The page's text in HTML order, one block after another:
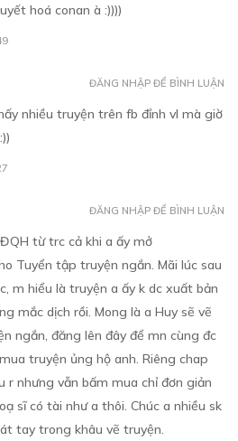
hoá conan à :))))
nhiều truyện trên fb đỉnh vl mà giờ
ĐĂNG NHẬP ĐỂ BÌNH LUẬN
từ trc cả khi a ấy mở
Tuyển tập truyện ngắn. Mãi lúc sau
m hiểu là truyện a ấy k dc xuất bản
mắc dịch rồi. Mong là a Huy sẽ vẽ
ngắn, đăng lên đây để mn cùng đc
truyện ủng hộ anh. Riêng chap
r nhưng vẫn bấm mua chỉ đơn giản
sĩ có tài như a thôi. Chúc a nhiều sk
tay trong khâu vẽ truyện.
ĐĂNG NHẬP ĐỂ BÌNH LUẬN